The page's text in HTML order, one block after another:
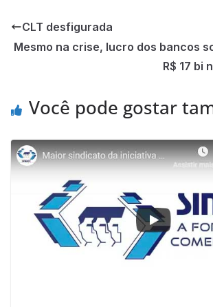
CLT desfigurada
Mesmo na crise, lucro dos bancos
R$ 17 bi
Você pode gostar